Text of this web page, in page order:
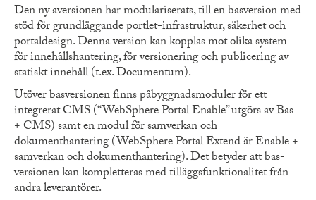
Den ny aversionen har modulariserats, till en basversion med
stöd för grundläggande portlet-infrastruktur, säkerhet och
portaldesign. Denna version kan kopplas mot olika system
för innehållshantering, för versionering och publicering av
statiskt innehåll (t.ex. Documentum).
Utöver basversionen finns påbyggnadsmoduler för ett
integrerat CMS (“WebSphere Portal Enable” utgörs av Bas
+ CMS) samt en modul för samverkan och
dokumenthantering (WebSphere Portal Extend är Enable +
samverkan och dokumenthantering). Det betyder att bas-
versionen kan kompletteras med tilläggsfunktionalitet från
andra leverantörer.